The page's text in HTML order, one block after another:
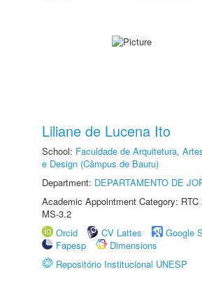
Liliane de Lucena Ito
School: Faculdade de Arquitetura,
e Design (Câmpus de Bauru)
Department: DEPARTAMENTO DE
Academic Appointment Category:
MS-3.2
Orcid
CV Lattes
Google
Fapesp
Dimensions
Repositório Institucional UNESP